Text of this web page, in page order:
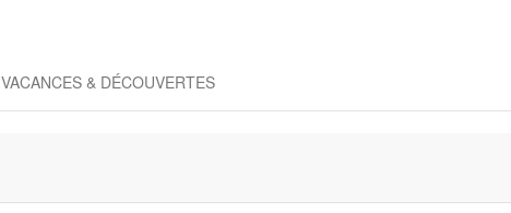
VACANCES & DÉCOUVERTES